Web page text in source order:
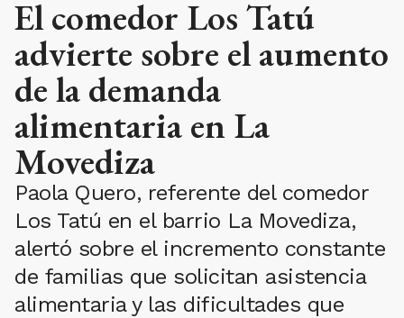
El comedor Los Tatú
advierte sobre el aumento
de la demanda
alimentaria en La
Movediza
Paola Quero, referente del comedor
Los Tatú en el barrio La Movediza,
alertó sobre el incremento constante
de familias que solicitan asistencia
alimentaria y las dificultades que